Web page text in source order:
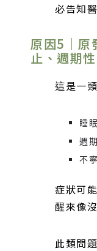
必告知
原因5｜原
止、週期性
這是一
睡
週
不
症狀可
醒來像
此類問